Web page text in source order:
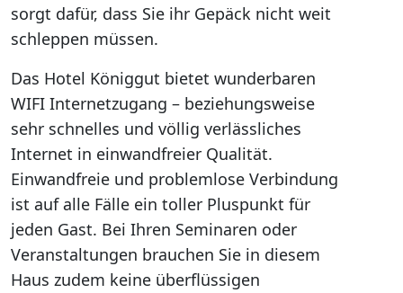
sorgt dafür, dass Sie ihr Gepäck nicht weit
schleppen müssen.
Das Hotel Königgut bietet wunderbaren
WIFI Internetzugang – beziehungsweise
sehr schnelles und völlig verlässliches
Internet in einwandfreier Qualität.
Einwandfreie und problemlose Verbindung
ist auf alle Fälle ein toller Pluspunkt für
jeden Gast. Bei Ihren Seminaren oder
Veranstaltungen brauchen Sie in diesem
Haus zudem keine überflüssigen